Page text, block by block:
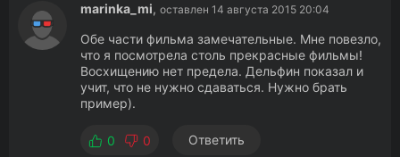
marinka_mi, оставлен 14 августа 2015 20:04
Обе части фильма замечательные. Мне повезло,
что я посмотрела столь прекрасные фильмы!
Восхищению нет предела. Дельфин показал и
учит, что не нужно сдаваться. Нужно брать
пример).
0 0 Ответить